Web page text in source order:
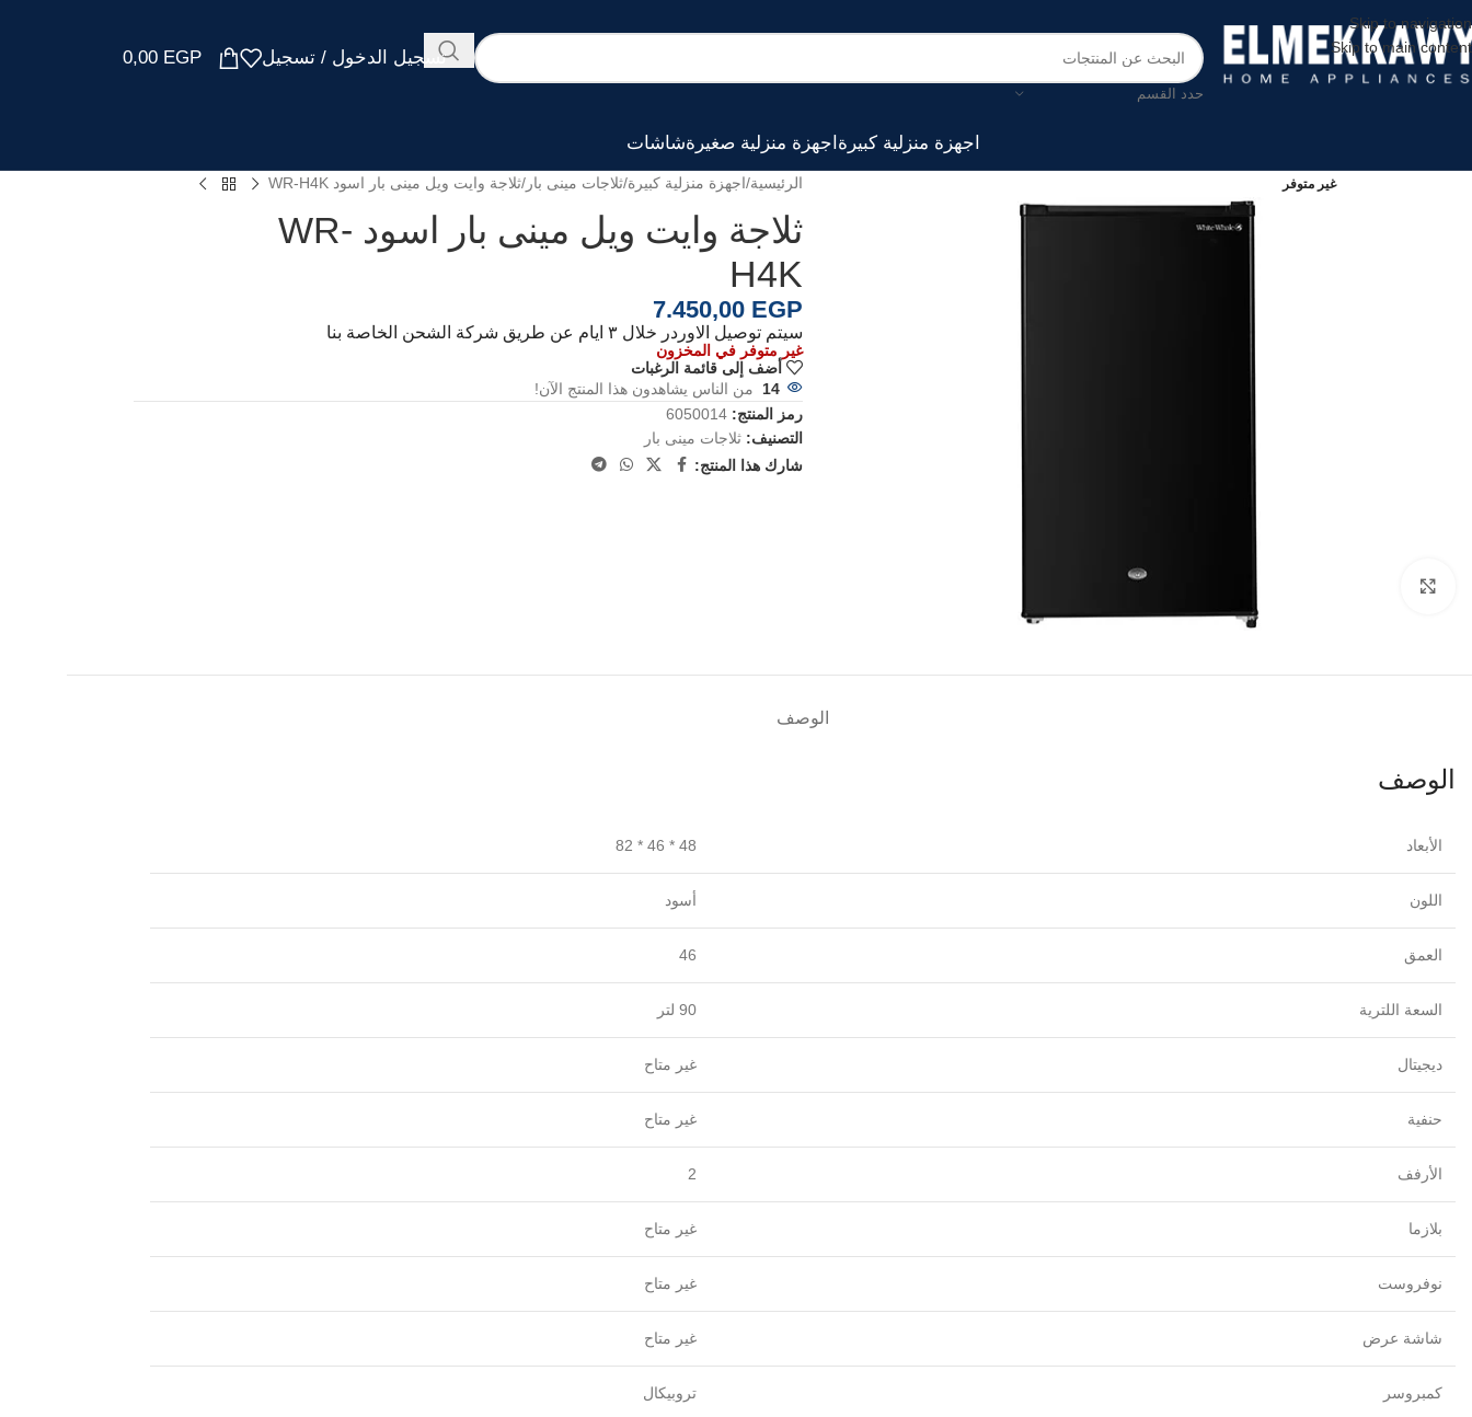
Skip to navigation
Skip to main content
حدد القسم
تسجيل الدخول / تسجيل 0,00 EGP
اجهزة منزلية كبيرة اجهزة منزلية صغيرةشاشات
غير متوفر الرئيسية اجهزة منزلية كبيرة ثلاجات مينى بار ثلاجة وايت ويل مينى بار اسود WR-H4K
ثلاجة وايت ويل مينى بار اسود WR-
H4K
7.450,00 EGP
سيتم توصيل الاوردر خلال ٣ ايام عن طريق شركة الشحن الخاصة بنا
غير متوفر في المخزون
أضف إلى قائمة الرغبات
14 من الناس يشاهدون هذا المنتج الآن!
رمز المنتج: 6050014
التصنيف: ثلاجات مينى بار
شارك هذا المنتج:
الوصف
الوصف
الأبعاد 48 * 46 * 82
اللون أسود
العمق 46
السعة اللترية 90 لتر
ديجيتال غير متاح
حنفية غير متاح
الأرفف 2
بلازما غير متاح
نوفروست غير متاح
شاشة عرض غير متاح
كمبروسر تروبيكال